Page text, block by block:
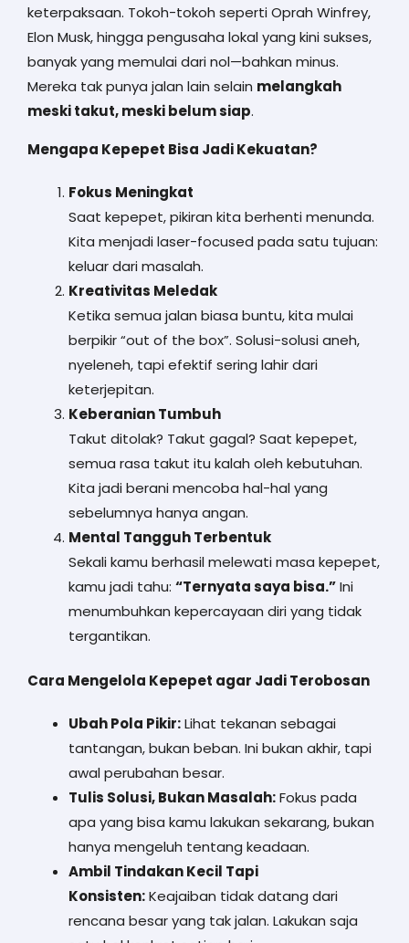
keterpaksaan. Tokoh-tokoh seperti Oprah Winfrey,
Elon Musk, hingga pengusaha lokal yang kini sukses,
banyak yang memulai dari nol—bahkan minus.
Mereka tak punya jalan lain selain melangkah
meski takut, meski belum siap.
Mengapa Kepepet Bisa Jadi Kekuatan?
Fokus Meningkat
Saat kepepet, pikiran kita berhenti menunda.
Kita menjadi laser-focused pada satu tujuan:
keluar dari masalah.
Kreativitas Meledak
Ketika semua jalan biasa buntu, kita mulai
berpikir “out of the box”. Solusi-solusi aneh,
nyeleneh, tapi efektif sering lahir dari
keterjepitan.
Keberanian Tumbuh
Takut ditolak? Takut gagal? Saat kepepet,
semua rasa takut itu kalah oleh kebutuhan.
Kita jadi berani mencoba hal-hal yang
sebelumnya hanya angan.
Mental Tangguh Terbentuk
Sekali kamu berhasil melewati masa kepepet,
kamu jadi tahu: “Ternyata saya bisa.”Ini
menumbuhkan kepercayaan diri yang tidak
tergantikan.
Cara Mengelola Kepepet agar Jadi Terobosan
Ubah Pola Pikir:Lihat tekanan sebagai
tantangan, bukan beban. Ini bukan akhir, tapi
awal perubahan besar.
Tulis Solusi, Bukan Masalah:Fokus pada
apa yang bisa kamu lakukan sekarang, bukan
hanya mengeluh tentang keadaan.
Ambil Tindakan Kecil Tapi
Konsisten:Keajaiban tidak datang dari
rencana besar yang tak jalan. Lakukan saja